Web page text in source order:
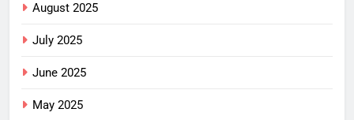
August 2025
July 2025
June 2025
May 2025